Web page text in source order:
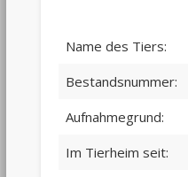
Name des Tiers:
Bestandsnummer:
Aufnahmegrund:
Im Tierheim seit: